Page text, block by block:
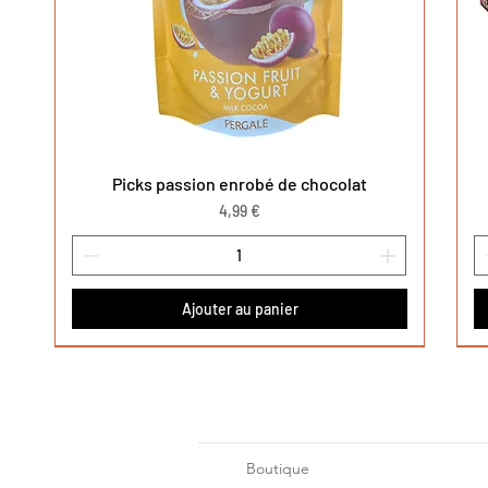
Aperçu rapide
Picks passion enrobé de chocolat
Prix
4,99 €
Ajouter au panier
Boutique